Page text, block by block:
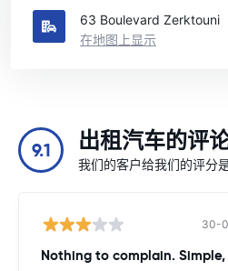
63 Boulevard Zerktouni
在地图上显示
9.1 出租汽车的评论
我们的客户给我们的评分
30-
Nothing to complain. Simple,